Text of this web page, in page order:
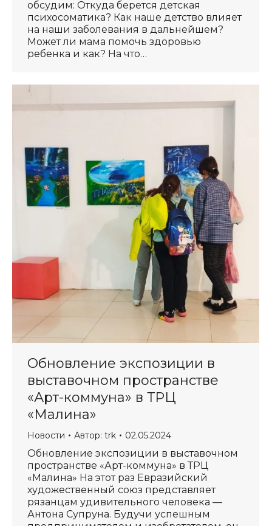
обсудим: Откуда берется детская
психосоматика? Как наше детство влияет
на наши заболевания в дальнейшем?
Может ли мама помочь здоровью
ребенка и как? На что…
Обновление экспозиции в
выставочном пространстве
«Арт-коммуна» в ТРЦ
«Малина»
Новости Автор: trk 02.05.2024
Обновление экспозиции в выставочном
пространстве «Арт-коммуна» в ТРЦ
«Малина» На этот раз Евразийский
художественный союз представляет
рязанцам удивительного человека —
Антона Супруна. Будучи успешным